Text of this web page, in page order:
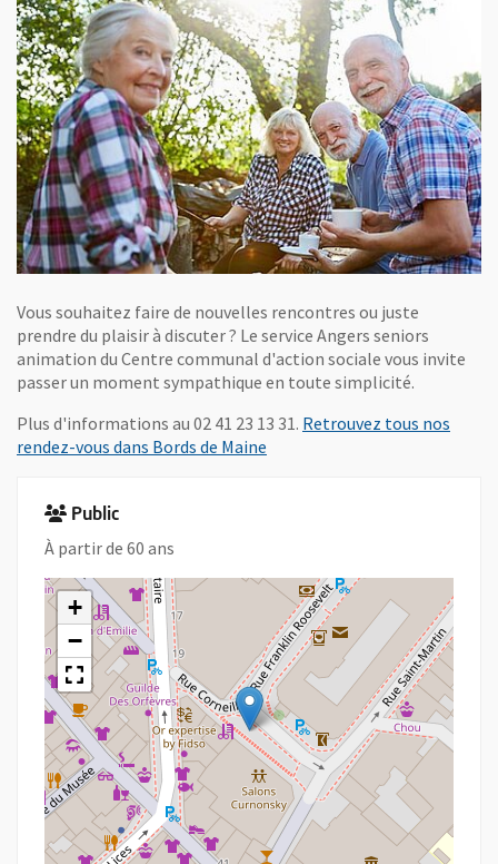
Vous souhaitez faire de nouvelles rencontres ou juste
prendre du plaisir à discuter ? Le service Angers seniors
animation du Centre communal d'action sociale vous invite
passer un moment sympathique en toute simplicité.
Plus d'informations au 02 41 23 13 31. Retrouvez tous nos
rendez-vous dans Bords de Maine
Public
À partir de 60 ans
+
−